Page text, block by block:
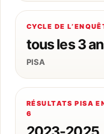
CYCLE DE
tous les 3
PISA
RÉSULTATS PISA
6